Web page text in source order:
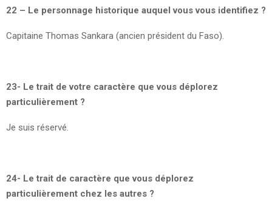
22 – Le personnage historique auquel vous vous identifiez ?
Capitaine Thomas Sankara (ancien président du Faso).
23- Le trait de votre caractère que vous déplorez
particulièrement ?
Je suis réservé.
24- Le trait de caractère que vous déplorez
particulièrement chez les autres ?